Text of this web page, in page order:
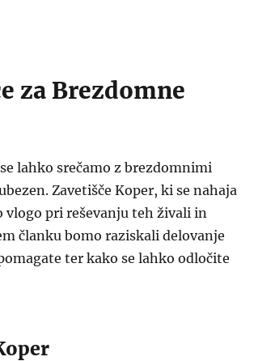
za Brezdomne
lahko srečamo z brezdomnimi
Zavetišče Koper, ki se nahaja
vlogo pri reševanju teh živali in
članku bomo raziskali delovanje
ter kako se lahko odločite